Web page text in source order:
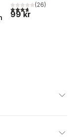
3,7utav 5 stjärnor.
(26)
99 kr